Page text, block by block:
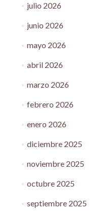
julio 2026
junio 2026
mayo 2026
abril 2026
marzo 2026
febrero 2026
enero 2026
diciembre 2025
noviembre 2025
octubre 2025
septiembre 2025